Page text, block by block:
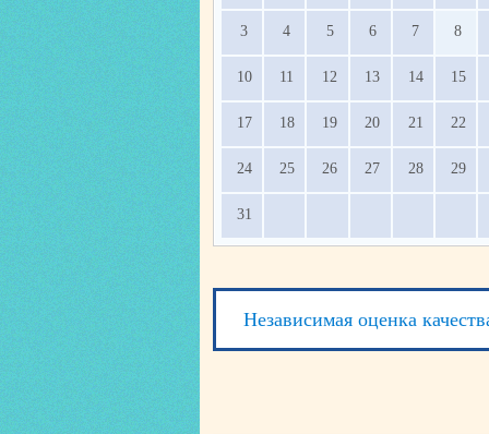
3 4 5 6 7 8
10 11 12 13 14 15
17 18 19 20 21 22
24 25 26 27 28 29
31
Независимая оценка